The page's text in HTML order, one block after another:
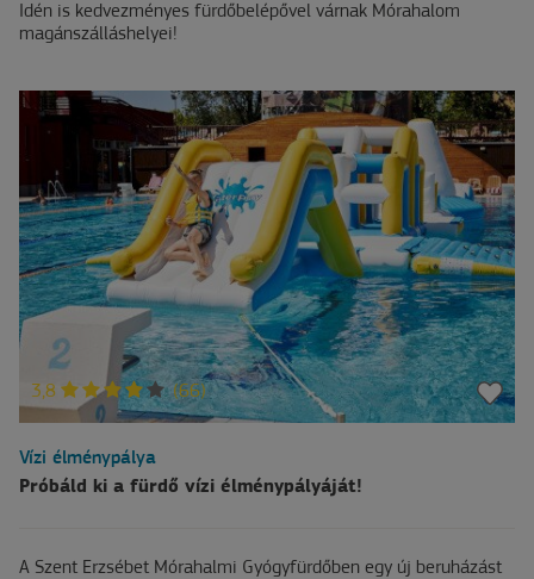
Idén is kedvezményes fürdőbelépővel várnak Mórahalom
magánszálláshelyei!
3,8 (66)
Vízi élménypálya
Próbáld ki a fürdő vízi élménypályáját!
A Szent Erzsébet Mórahalmi Gyógyfürdőben egy új beruházást